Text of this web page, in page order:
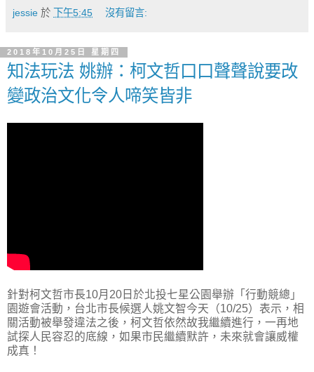
jessie 於 下午5:45 沒有留言:
2018年10月25日 星期四
知法玩法 姚辦：柯文哲口口聲聲說要改
變政治文化令人啼笑皆非
針對柯文哲市長10月20日於北投七星公園舉辦「行動競總」
園遊會活動，台北市長候選人姚文智今天（10/25）表示，相
關活動被舉發違法之後，柯文哲依然故我繼續進行，一再地
試探人民容忍的底線，如果市民繼續默許，未來就會讓威權
成真！